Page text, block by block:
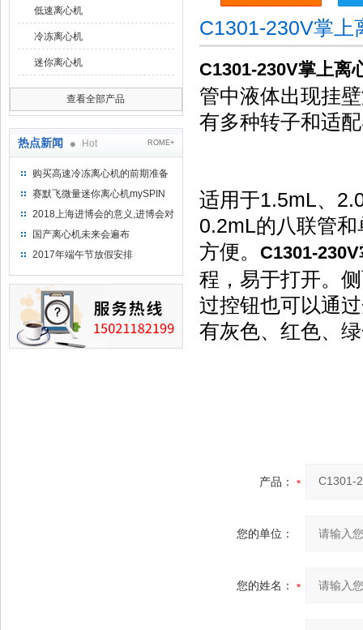
低速离心机
冷冻离心机
迷你离心机
查看全部产品
热点新闻 Hot ROME+
购买高速冷冻离心机的前期准备
工作
赛默飞微量迷你离心机mySPIN
12
2018上海进博会的意义,进博会对
上海的影响有哪些？
国产离心机未来会遍布
2017年端午节放假安排
C1301-230V掌上
C1301-230V掌上离
管中液体出现挂
有多种转子和适
适用于1.5mL、
0.2mL的八联管
方便。 C1301-
程，易于打开。
过控钮也可以通
有灰色、红色、
产品：
您的单位：
您的姓名：